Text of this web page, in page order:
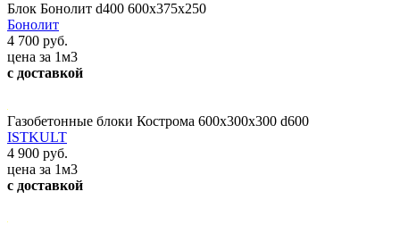
Блок Бонолит d400 600x375x250
Бонолит
4 700 руб.
цена за 1м3
с доставкой
Газобетонные блоки Кострома 600х300х300 d600
ISTKULT
4 900 руб.
цена за 1м3
с доставкой